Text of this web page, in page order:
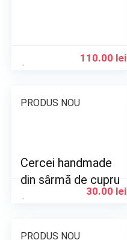
110.00 lei
PRODUS NOU
Cercei handmade
din sârmă de cupru
30.00 lei
PRODUS NOU